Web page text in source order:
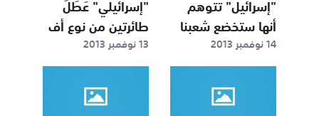
"إسرائيل" تتوهم
أنها ستخضع شعبنا
وتهزمه
14 نوفمبر 2013
"إسرائيلي" عَطَلَ
طائرتين من نوع أف
16
13 نوفمبر 2013